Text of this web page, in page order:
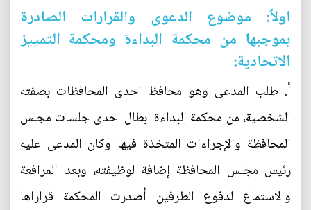
اولاً: موضوع الدعوى والقرارات الصادرة
بموجبها من محكمة البداءة ومحكمة التمييز
الاتحادية:
‌أ. طلب المدعى وهو محافظ احدى المحافظات بصفته
الشخصية، من محكمة البداءة ابطال احدى جلسات مجلس
المحافظة والإجراءات المتخذة فيها وكان المدعى عليه
رئيس مجلس المحافظة إضافة لوظيفته، وبعد المرافعة
والاستماع لدفوع الطرفين أصدرت المحكمة قراراها